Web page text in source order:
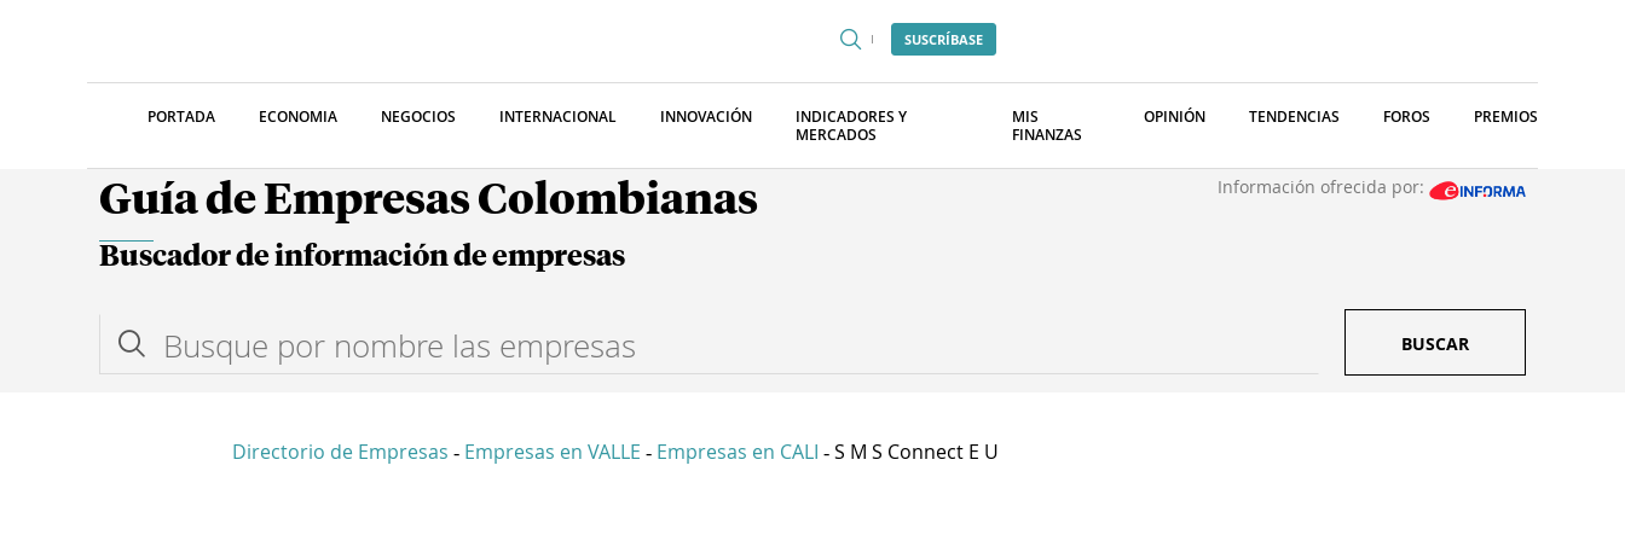
SUSCRÍBASE
PORTADA ECONOMIA NEGOCIOS INTERNACIONAL INNOVACIÓN
INDICADORES Y
MERCADOS
MIS
FINANZAS
OPINIÓN TENDENCIAS FOROS PREMIOS
Guía de Empresas Colombianas Información ofrecida por:
Buscador de información de empresas
BUSCAR
Directorio de Empresas - Empresas en VALLE - Empresas en CALI - S M S Connect E U